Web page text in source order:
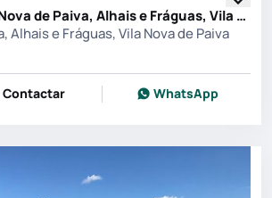
Terreno em Vila Nova de Paiva, Alhais e Fráguas, Vila Nova de Paiva
Alhais e Fráguas, Vila Nova de Paiva
Contactar WhatsApp